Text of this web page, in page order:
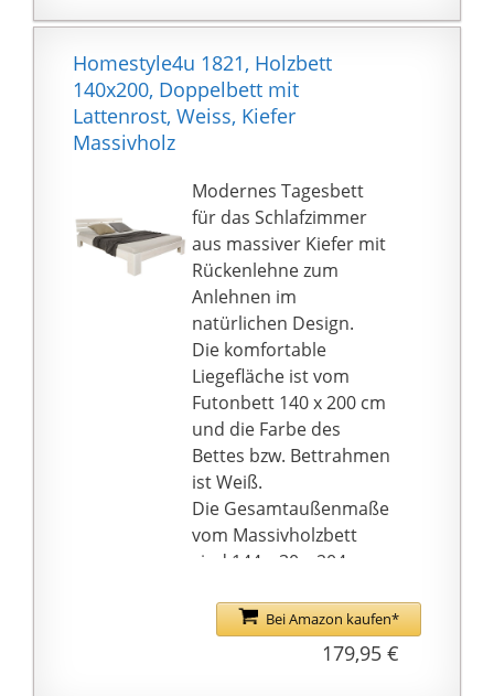
benötigt. Vorbohren ist
NICHT erforderlich /
AUFBAUDAUER: je nach
Bettgröße ca. 10-25
Minuten / Versand
(nur 1 Paket).
LIEFERUMFANG: 4x
vormontierte
Seitenteile, 4x Bettfuß,
Schraubensatz mit
Bitaufsatz für
Akkuschrauber,
bebilderte
Aufbauanleitung in
deutsch. MITTELBALKEN
ab Bettbreite 140cm
enthalten. BREITER
MITTELBALKEN ab
Bettbreite 160cm
enthalten (es können
nebeneinander
aufgelegt werden z.B.
Homestyle4u 1821, Holzbett
140x200, Doppelbett mit
Lattenrost, Weiss, Kiefer
Massivholz
Modernes Tagesbett
für das Schlafzimmer
aus massiver Kiefer mit
Rückenlehne zum
Anlehnen im
natürlichen Design.
Die komfortable
Liegefläche ist vom
Futonbett 140 x 200 cm
und die Farbe des
Bettes bzw. Bettrahmen
ist Weiß.
Die Gesamtaußenmaße
vom Massivholzbett
sind 144 x 30 x 204 cm
cm hoch.
Das Holz Bett mit
abgerundeten Kanten
Bei Amazon kaufen*
179,95 €